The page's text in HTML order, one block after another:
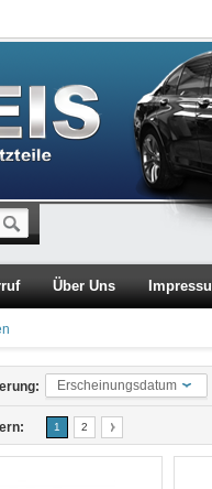
Über Uns
Erscheinungsdatum
1 2